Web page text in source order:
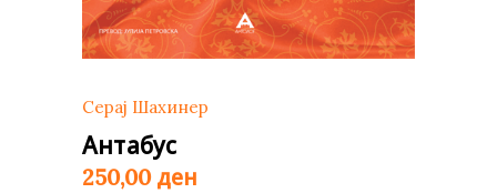
Серај Шахинер
Антабус
250,00 ден